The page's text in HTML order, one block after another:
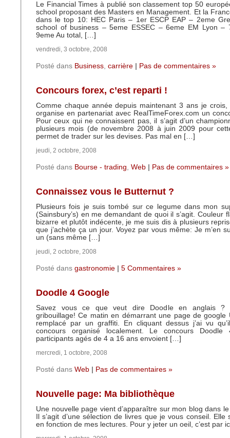
Le Financial Times à publié son classement top 50
school proposant des Masters en Management. Et la
dans le top 10: HEC Paris – 1er ESCP EAP – 2eme
school of business – 5eme ESSEC – 6eme EM Lyon –
9eme Au total, […]
vendredi, 3 octobre, 2008
Posté dans Business, carrière Pas de commentaires »
Concours forex, c’est reparti !
Comme chaque année depuis maintenant 3 ans je crois,
organise en partenariat avec RealTimeForex.com un
Pour ceux qui ne connaissent pas, il s’agit d’un
plusieurs mois (de novembre 2008 à juin 2009 pour
permet de trader sur les devises. Pas mal en […]
jeudi, 2 octobre, 2008
Posté dans Bourse - trading, Web Pas de commentaires »
Connaissez vous le Butternut ?
Plusieurs fois je suis tombé sur ce legume dans mon
(Sainsbury’s) en me demandant de quoi il s’agit. Couleur
bizarre et plutôt indécente, je me suis dis à plusieurs
que j’achète ça un jour. Voyez par vous même: Je m’en
un (sans même […]
jeudi, 2 octobre, 2008
Posté dans gastronomie 5 Commentaires »
Doodle 4 Google
Savez vous ce que veut dire Doodle en anglais ?
gribouillage! Ce matin en démarrant une page de google
remplacé par un graffiti. En cliquant dessus j’ai vu qu’il
concours organisé localement. Le concours Doodle
participants agés de 4 a 16 ans envoient […]
mercredi, 1 octobre, 2008
Posté dans Web Pas de commentaires »
Nouvelle page: Ma bibliothèque
Une nouvelle page vient d’apparaître sur mon blog dans
Il s’agit d’une sélection de livres que je vous conseil.
en fonction de mes lectures. Pour y jeter un oeil, c’est par